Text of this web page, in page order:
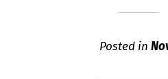
Posted in